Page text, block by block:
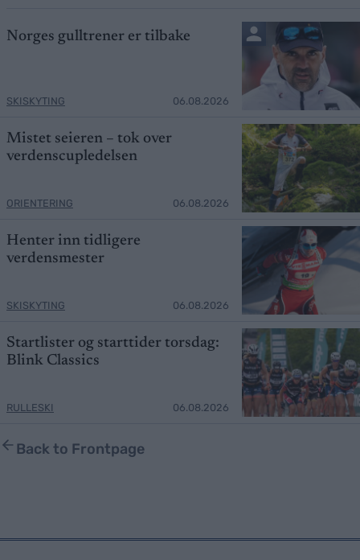
Norges gulltrener er tilbake
SKISKYTING 06.08.2026
Mistet seieren – tok over
verdenscupledelsen
ORIENTERING 06.08.2026
Henter inn tidligere
verdensmester
SKISKYTING 06.08.2026
Startlister og starttider torsdag:
Blink Classics
RULLESKI 06.08.2026
Back to Frontpage